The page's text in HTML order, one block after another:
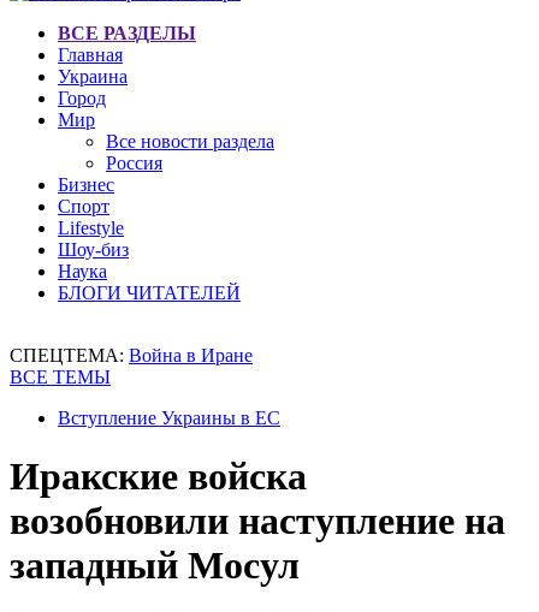
ВСЕ РАЗДЕЛЫ
Главная
Украина
Город
Мир
Все новости раздела
Россия
Бизнес
Спорт
Lifestyle
Шоу-биз
Наука
БЛОГИ ЧИТАТЕЛЕЙ
СПЕЦТЕМА: Война в Иране
ВСЕ ТЕМЫ
Вступление Украины в ЕС
Иракские войска
возобновили наступление на
западный Мосул